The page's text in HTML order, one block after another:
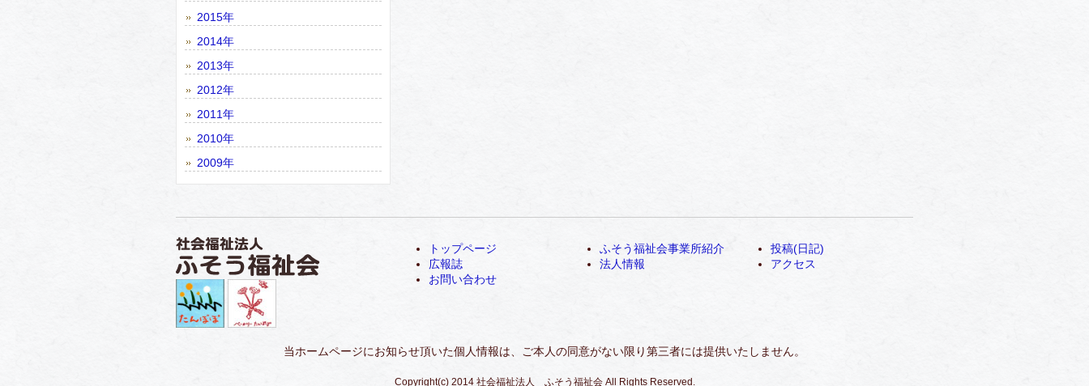
2015年
2014年
2013年
2012年
2011年
2010年
2009年
トップページ
広報誌
お問い合わせ
ふそう福祉会事業所紹介
法人情報
投稿(日記)
アクセス
当ホームページにお知らせ頂いた個人情報は、ご本人の同意がない限り第三者には提供いたしません。
Copyright(c) 2014 社会福祉法人 ふそう福祉会 All Rights Reserved.